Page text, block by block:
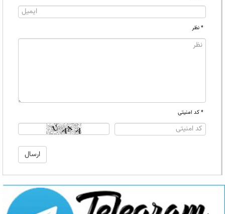
* نظر
* کد امنیتی